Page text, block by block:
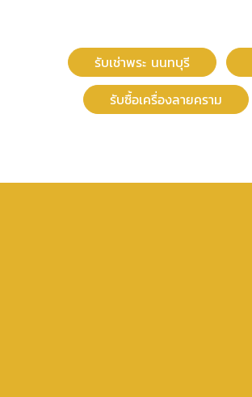
รับเช่าพระ นนทบุรี
รับซื้อเครื่องลายคราม